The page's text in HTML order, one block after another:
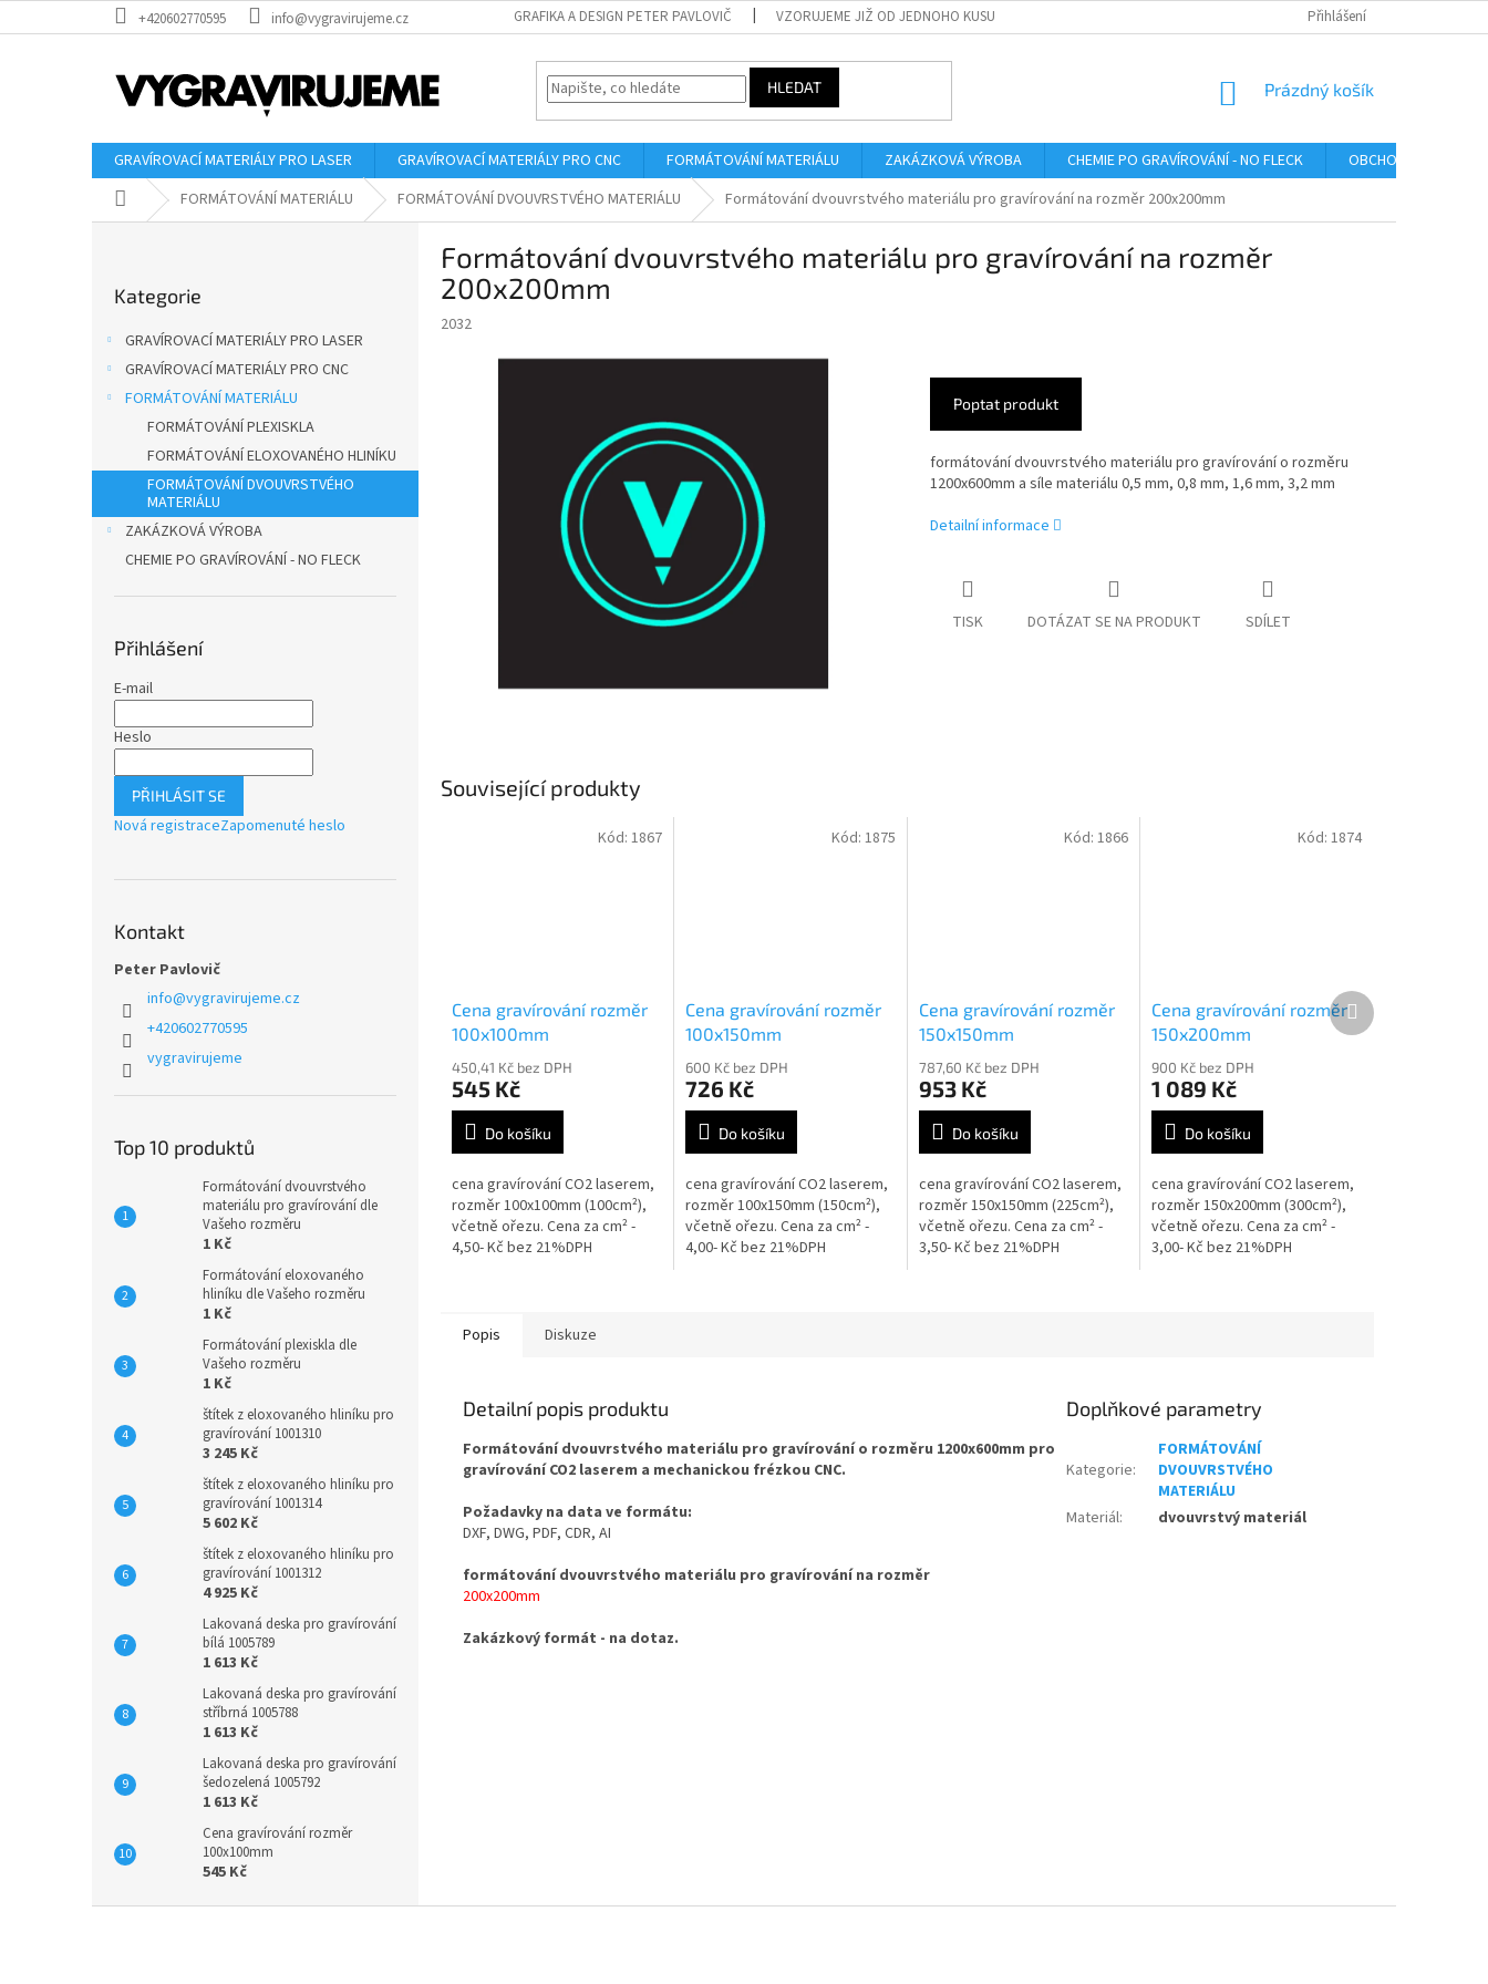
na
+420602770595 info@vygravirujeme.cz GRAFIKA A DESIGN PETER PAVLOVIČ VZORUJEME JIŽ OD JEDNOHO KUSU Přihlášení
HLEDAT
NÁKUPNÍ
Prázdný košík
GRAVÍROVACÍ MATERIÁLY PRO LASER GRAVÍROVACÍ MATERIÁLY PRO CNC FORMÁTOVÁNÍ MATERIÁLU ZAKÁZKOVÁ VÝROBA CHEMIE PO GRAVÍROVÁNÍ - NO FLECK
OBCHODNÍ
Domů FORMÁTOVÁNÍ MATERIÁLU FORMÁTOVÁNÍ DVOUVRSTVÉHO MATERIÁLU Formátování dvouvrstvého materiálu pro gravírování na rozměr 200x200mm
a
e
kategorie
Kategorie
GRAVÍROVACÍ MATERIÁLY PRO LASER
GRAVÍROVACÍ MATERIÁLY PRO CNC
FORMÁTOVÁNÍ MATERIÁLU
FORMÁTOVÁNÍ PLEXISKLA
FORMÁTOVÁNÍ ELOXOVANÉHO HLINÍKU
FORMÁTOVÁNÍ DVOUVRSTVÉHO
MATERIÁLU
ZAKÁZKOVÁ VÝROBA
CHEMIE PO GRAVÍROVÁNÍ - NO FLECK
Přihlášení
E-mail
Heslo
PŘIHLÁSIT SE
Nová registraceZapomenuté heslo
Kontakt
Peter Pavlovič
info@vygravirujeme.cz
+420602770595
vygravirujeme
Top 10 produktů
Formátování dvouvrstvého
materiálu pro gravírování dle
Vašeho rozměru
1 Kč
Formátování eloxovaného
hliníku dle Vašeho rozměru
1 Kč
Formátování plexiskla dle
Vašeho rozměru
1 Kč
štítek z eloxovaného hliníku pro
gravírování 1001310
3 245 Kč
štítek z eloxovaného hliníku pro
gravírování 1001314
5 602 Kč
štítek z eloxovaného hliníku pro
gravírování 1001312
4 925 Kč
Lakovaná deska pro gravírování
bílá 1005789
1 613 Kč
Lakovaná deska pro gravírování
stříbrná 1005788
1 613 Kč
Lakovaná deska pro gravírování
šedozelená 1005792
1 613 Kč
Cena gravírování rozměr
100x100mm
545 Kč
Formátování dvouvrstvého materiálu pro gravírování na rozměr
200x200mm
2032
Poptat produkt
formátování dvouvrstvého materiálu pro gravírování o rozměru
1200x600mm a síle materiálu 0,5 mm, 0,8 mm, 1,6 mm, 3,2 mm
Detailní informace
TISK DOTÁZAT SE NA PRODUKT SDÍLET
Související produkty
Cena gravírování rozměr
100x100mm
450,41 Kč bez DPH
545 Kč
Do košíku
cena gravírování CO2 laserem,
rozměr 100x100mm (100cm²),
včetně ořezu. Cena za cm² -
4,50- Kč bez 21%DPH
Kód: 1867
Cena gravírování rozměr
100x150mm
600 Kč bez DPH
726 Kč
Do košíku
cena gravírování CO2 laserem,
rozměr 100x150mm (150cm²),
včetně ořezu. Cena za cm² -
4,00- Kč bez 21%DPH
Kód: 1875
Cena gravírování rozměr
150x150mm
787,60 Kč bez DPH
953 Kč
Do košíku
cena gravírování CO2 laserem,
rozměr 150x150mm (225cm²),
včetně ořezu. Cena za cm² -
3,50- Kč bez 21%DPH
Kód:1866
Cena gravírování rozměr
150x200mm
900 Kč bez DPH
1 089 Kč
Do košíku
cena gravírování CO2 laserem,
rozměr 150x200mm (300cm²),
včetně ořezu. Cena za cm² -
3,00- Kč bez 21%DPH
Kód: 1874
Další
produkt
Popis Diskuze
Detailní popis produktu
Formátování dvouvrstvého materiálu pro gravírování o rozměru 1200x600mm pro
gravírování CO2 laserem a mechanickou frézkou CNC.
Požadavky na data ve formátu:
DXF, DWG, PDF, CDR, AI
formátování dvouvrstvého materiálu pro gravírování na rozměr
200x200mm
Zakázkový formát - na dotaz.
Doplňkové parametry
Kategorie:
FORMÁTOVÁNÍ
DVOUVRSTVÉHO
MATERIÁLU
Materiál: dvouvrstvý materiál